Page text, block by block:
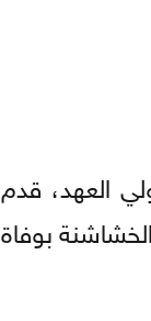
العهد، قدم
بوفاة